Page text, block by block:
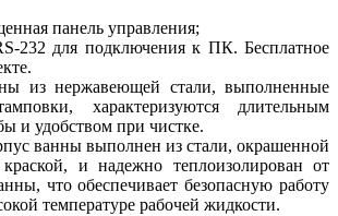
панель управления;
232 для подключения к ПК. Бесплатное
из нержавеющей стали, выполненные
характеризуются длительным
и удобством при чистке.
ванны выполнен из стали, окрашенной
и надежно теплоизолирован от
что обеспечивает безопасную работу
температуре рабочей жидкости.